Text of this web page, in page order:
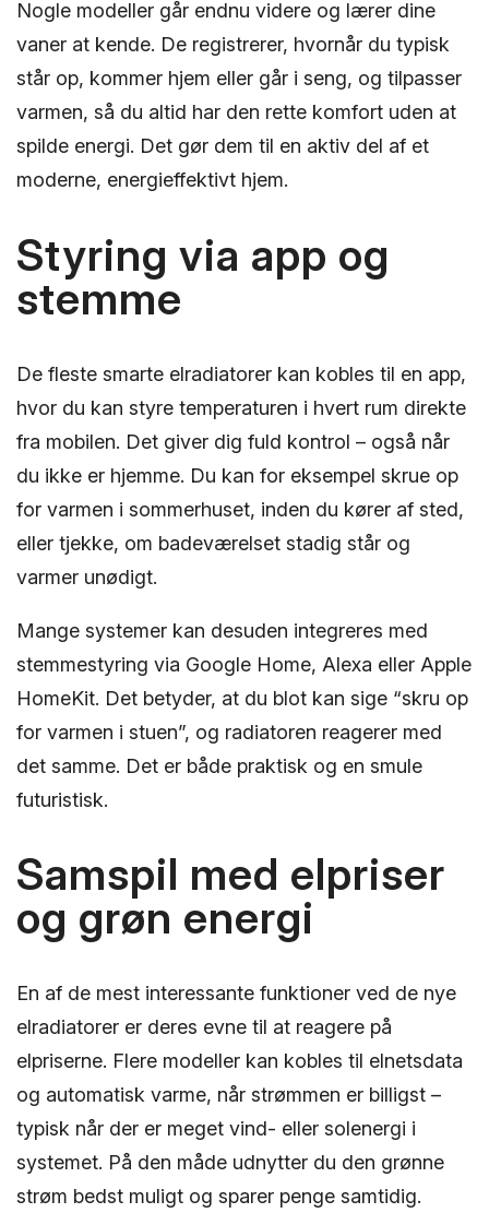
Nogle modeller går endnu videre og lærer dine
vaner at kende. De registrerer, hvornår du typisk
står op, kommer hjem eller går i seng, og tilpasser
varmen, så du altid har den rette komfort uden at
spilde energi. Det gør dem til en aktiv del af et
moderne, energieffektivt hjem.
Styring via app og
stemme
De fleste smarte elradiatorer kan kobles til en app,
hvor du kan styre temperaturen i hvert rum direkte
fra mobilen. Det giver dig fuld kontrol – også når
du ikke er hjemme. Du kan for eksempel skrue op
for varmen i sommerhuset, inden du kører af sted,
eller tjekke, om badeværelset stadig står og
varmer unødigt.
Mange systemer kan desuden integreres med
stemmestyring via Google Home, Alexa eller Apple
HomeKit. Det betyder, at du blot kan sige “skru op
for varmen i stuen”, og radiatoren reagerer med
det samme. Det er både praktisk og en smule
futuristisk.
Samspil med elpriser
og grøn energi
En af de mest interessante funktioner ved de nye
elradiatorer er deres evne til at reagere på
elpriserne. Flere modeller kan kobles til elnetsdata
og automatisk varme, når strømmen er billigst –
typisk når der er meget vind- eller solenergi i
systemet. På den måde udnytter du den grønne
strøm bedst muligt og sparer penge samtidig.